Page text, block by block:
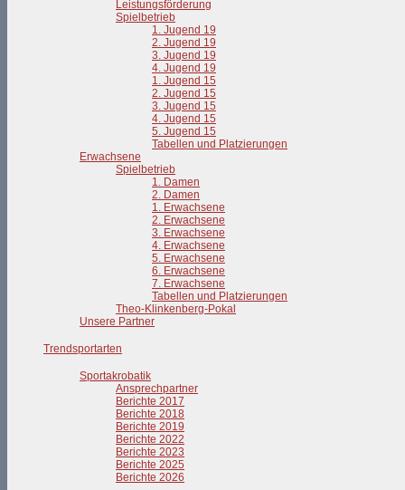
Leistungsförderung
Spielbetrieb
1. Jugend 19
2. Jugend 19
3. Jugend 19
4. Jugend 19
1. Jugend 15
2. Jugend 15
3. Jugend 15
4. Jugend 15
5. Jugend 15
Tabellen und Platzierungen
Erwachsene
Spielbetrieb
1. Damen
2. Damen
1. Erwachsene
2. Erwachsene
3. Erwachsene
4. Erwachsene
5. Erwachsene
6. Erwachsene
7. Erwachsene
Tabellen und Platzierungen
Theo-Klinkenberg-Pokal
Unsere Partner
Trendsportarten
Sportakrobatik
Ansprechpartner
Berichte 2017
Berichte 2018
Berichte 2019
Berichte 2022
Berichte 2023
Berichte 2025
Berichte 2026